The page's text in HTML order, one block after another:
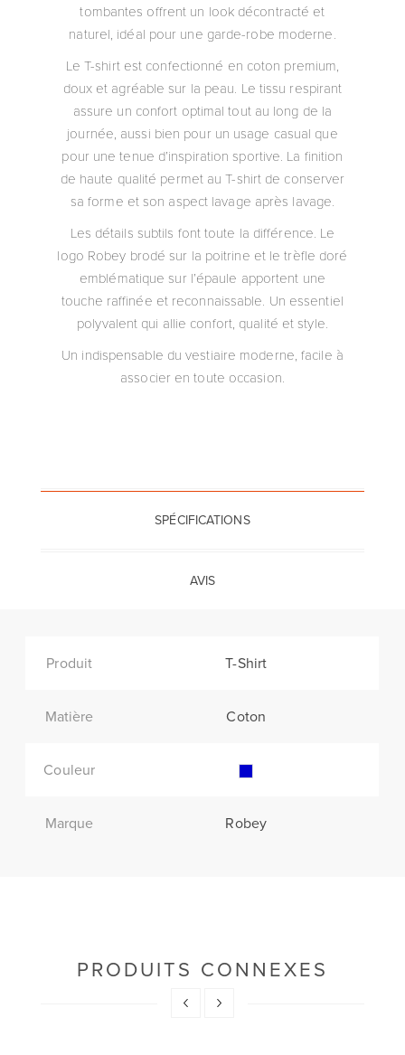
tombantes offrent un look décontracté et
naturel, idéal pour une garde-robe moderne.
Le T-shirt est confectionné en coton premium,
doux et agréable sur la peau. Le tissu respirant
assure un confort optimal tout au long de la
journée, aussi bien pour un usage casual que
pour une tenue d’inspiration sportive. La finition
de haute qualité permet au T-shirt de conserver
sa forme et son aspect lavage après lavage.
Les détails subtils font toute la différence. Le
logo Robey brodé sur la poitrine et le trèfle doré
emblématique sur l’épaule apportent une
touche raffinée et reconnaissable. Un essentiel
polyvalent qui allie confort, qualité et style.
Un indispensable du vestiaire moderne, facile à
associer en toute occasion.
SPÉCIFICATIONS
AVIS
Produit T-Shirt
Matière Coton
Couleur
Marque Robey
PRODUITS CONNEXES